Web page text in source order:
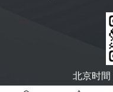
北京时間